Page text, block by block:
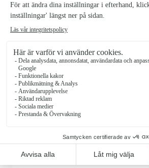
Kram Utan Gränser, liten
SKU:1203223-Kram-Utan-Granser-liten_1